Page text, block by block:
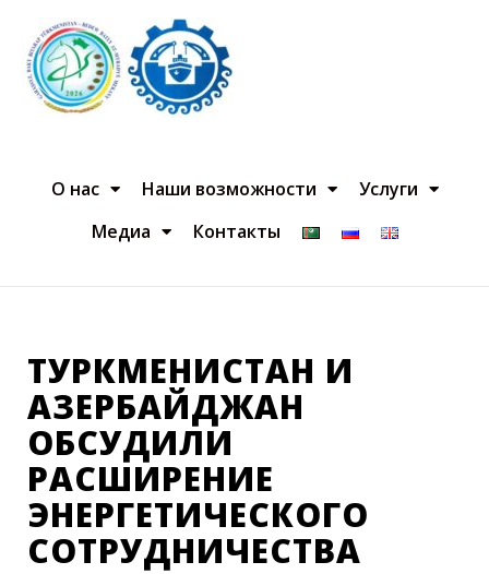
О нас Наши возможности
Услуги
Медиа
Контакты
ТУРКМЕНИСТАН И
АЗЕРБАЙДЖАН
ОБСУДИЛИ
РАСШИРЕНИЕ
ЭНЕРГЕТИЧЕСКОГО
СОТРУДНИЧЕСТВА